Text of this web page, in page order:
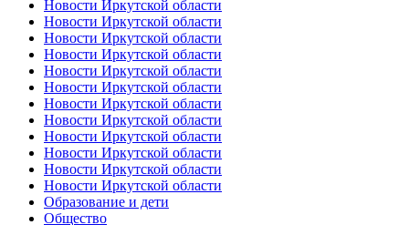
Новости Иркутской области
Новости Иркутской области
Новости Иркутской области
Новости Иркутской области
Новости Иркутской области
Новости Иркутской области
Новости Иркутской области
Новости Иркутской области
Новости Иркутской области
Новости Иркутской области
Новости Иркутской области
Новости Иркутской области
Образование и дети
Общество